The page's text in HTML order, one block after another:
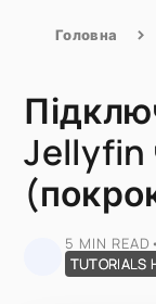
Головна
Jellyfin
5 MIN READ •
TUTORIALS